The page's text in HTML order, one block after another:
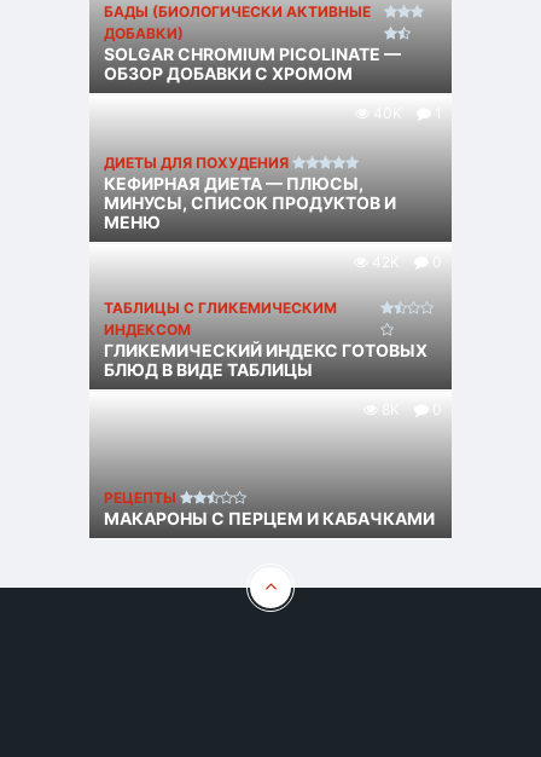
БАДЫ (БИОЛОГИЧЕСКИ АКТИВНЫЕ
ДОБАВКИ)
SOLGAR CHROMIUM PICOLINATE —
ОБЗОР ДОБАВКИ С ХРОМОМ
40K 1
ДИЕТЫ ДЛЯ ПОХУДЕНИЯ
КЕФИРНАЯ ДИЕТА — ПЛЮСЫ,
МИНУСЫ, СПИСОК ПРОДУКТОВ И
МЕНЮ
42K
ТАБЛИЦЫ С ГЛИКЕМИЧЕСКИМ
ИНДЕКСОМ
ГЛИКЕМИЧЕСКИЙ ИНДЕКС ГОТОВЫХ
БЛЮД В ВИДЕ ТАБЛИЦЫ
8K 0
РЕЦЕПТЫ
МАКАРОНЫ С ПЕРЦЕМ И КАБАЧКАМИ